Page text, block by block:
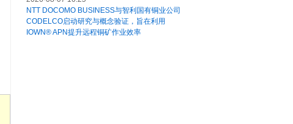
NTT DOCOMO BUSINESS与智利国有铜业公司
CODELCO启动研究与概念验证，旨在利用
IOWN® APN提升远程铜矿作业效率